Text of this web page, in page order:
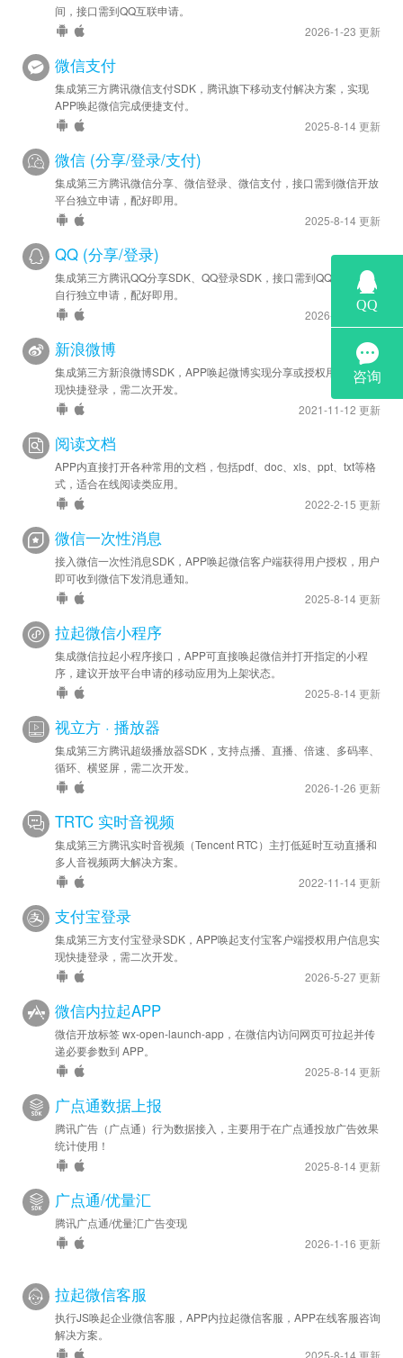
间，接口需到QQ互联申请。
2026-1-23 更新
微信支付
集成第三方腾讯微信支付SDK，腾讯旗下移动支付解决方案，实现
APP唤起微信完成便捷支付。
2025-8-14 更新
微信 (分享/登录/支付)
集成第三方腾讯微信分享、微信登录、微信支付，接口需到微信开放
平台独立申请，配好即用。
2025-8-14 更新
QQ (分享/登录)
集成第三方腾讯QQ分享SDK、QQ登录SDK，接口需到QQ互联平台
自行独立申请，配好即用。
2026-1-23 更新
新浪微博
集成第三方新浪微博SDK，APP唤起微博实现分享或授权用户信息实
现快捷登录，需二次开发。
2021-11-12 更新
阅读文档
APP内直接打开各种常用的文档，包括pdf、doc、xls、ppt、txt等格
式，适合在线阅读类应用。
2022-2-15 更新
微信一次性消息
接入微信一次性消息SDK，APP唤起微信客户端获得用户授权，用户
即可收到微信下发消息通知。
2025-8-14 更新
拉起微信小程序
集成微信拉起小程序接口，APP可直接唤起微信并打开指定的小程
序，建议开放平台申请的移动应用为上架状态。
2025-8-14 更新
视立方 · 播放器
集成第三方腾讯超级播放器SDK，支持点播、直播、倍速、多码率、
循环、横竖屏，需二次开发。
2026-1-26 更新
TRTC 实时音视频
集成第三方腾讯实时音视频（Tencent RTC）主打低延时互动直播和
多人音视频两大解决方案。
2022-11-14 更新
支付宝登录
集成第三方支付宝登录SDK，APP唤起支付宝客户端授权用户信息实
现快捷登录，需二次开发。
2026-5-27 更新
微信内拉起APP
微信开放标签 wx-open-launch-app，在微信内访问网页可拉起并传
递必要参数到 APP。
2025-8-14 更新
广点通数据上报
腾讯广告（广点通）行为数据接入，主要用于在广点通投放广告效果
统计使用！
2025-8-14 更新
广点通/优量汇
腾讯广点通/优量汇广告变现
2026-1-16 更新
拉起微信客服
执行JS唤起企业微信客服，APP内拉起微信客服，APP在线客服咨询
解决方案。
2025-8-14 更新